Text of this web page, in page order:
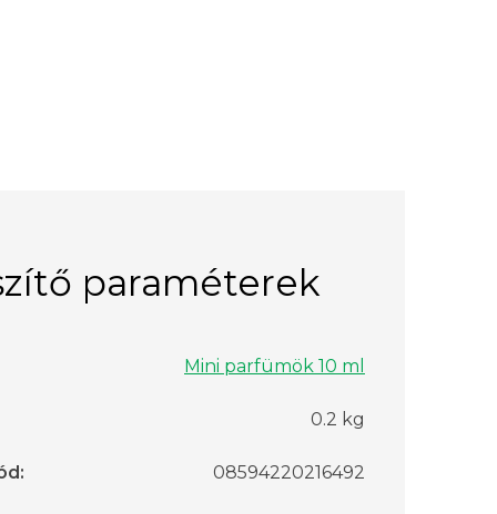
paraméterek
Mini parfümök 10 ml
0.2 kg
: 08594220216492